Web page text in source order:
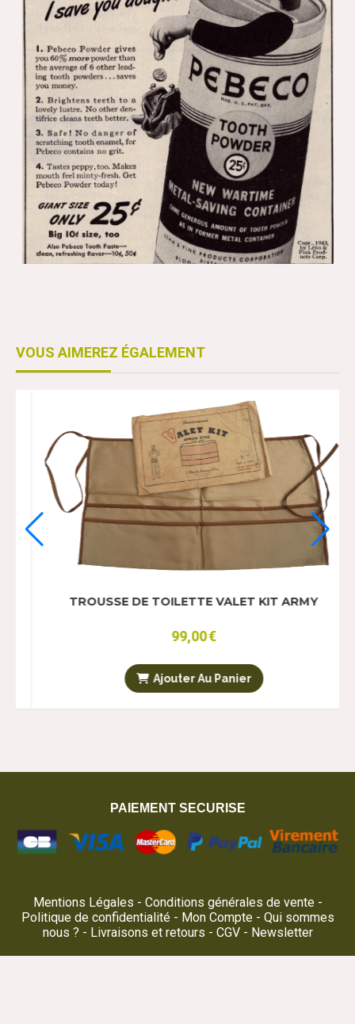
VOUS AIMEREZ ÉGALEMENT
KIT ARMY TROUSSE DE TOILETTE VALET
Ajouter Au Panier
PAIEMENT SECURISE
Mentions Légales
Conditions générales de vente
Politique de confidentialité
Mon Compte
Qui sommes
nous ?
Livraisons et retours CGV Newsletter